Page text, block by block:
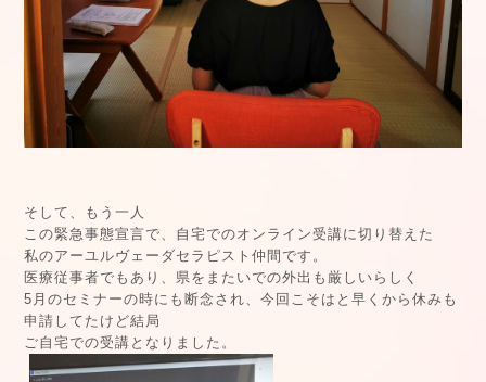
そして、もう一人
この緊急事態宣言で、自宅でのオンライン受講に切り替えた
私のアーユルヴェーダセラピスト仲間です。
医療従事者でもあり、県をまたいでの外出も厳しいらしく
5月のセミナーの時にも断念され、今回こそはと早くから休みも
申請してたけど結局
ご自宅での受講となりました。